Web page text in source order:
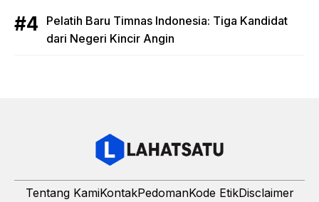
Pelatih Baru Timnas Indonesia: Tiga Kandidat
dari Negeri Kincir Angin
Tentang KamiKontakPedomanKode EtikDisclaimer